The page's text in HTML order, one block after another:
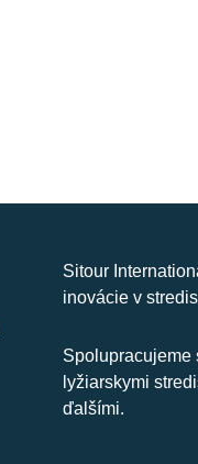
Sitour
inovácie v
Spolupracujeme
lyžiarskymi
ďalšími.